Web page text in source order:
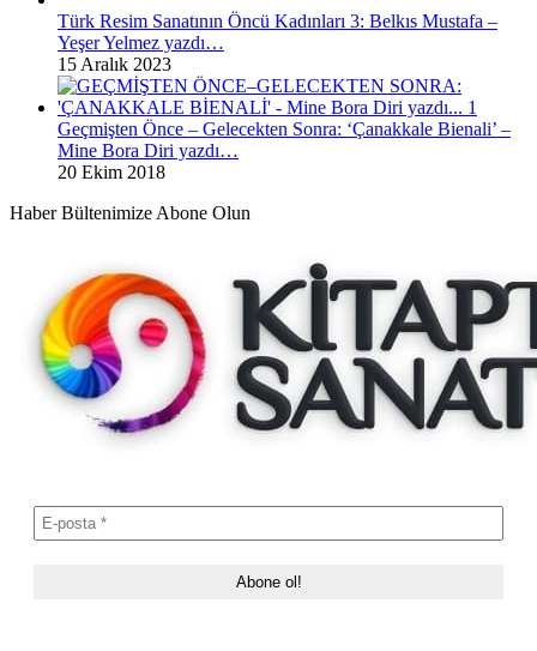
Türk Resim Sanatının Öncü Kadınları 3: Belkıs Mustafa –
Yeşer Yelmez yazdı…
15 Aralık 2023
Geçmişten Önce – Gelecekten Sonra: ‘Çanakkale Bienali’ –
Mine Bora Diri yazdı…
20 Ekim 2018
Haber Bültenimize Abone Olun